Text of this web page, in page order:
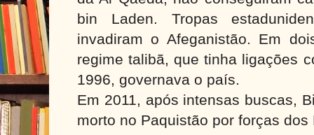
bin Laden. Tropas
invadiram o Afeganistão. Em
regime talibã, que tinha ligações
1996, governava o país.
Em 2011, após intensas buscas,
morto no Paquistão por forças